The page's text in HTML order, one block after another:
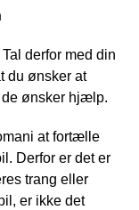
derfor med din
du ønsker at
ønsker hjælp.
at fortælle
Derfor er det er
trang eller
er ikke det